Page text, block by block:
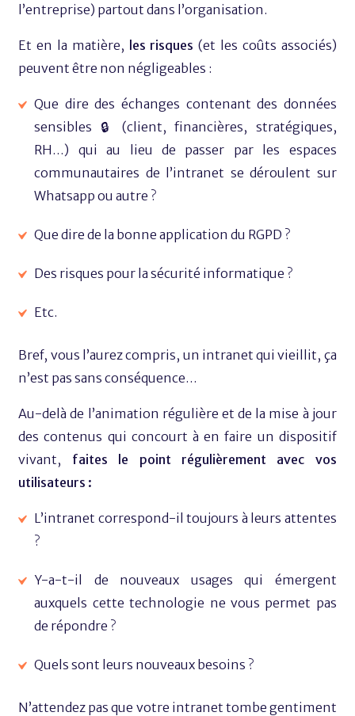
l’entreprise) partout dans l’organisation.
Et en la matière, les risques (et les coûts associés)
peuvent être non négligeables :
Que dire des échanges contenant des données
sensibles 🔒​ (client, financières, stratégiques,
RH…) qui au lieu de passer par les espaces
communautaires de l’intranet se déroulent sur
Whatsapp ou autre ?
Que dire de la bonne application du RGPD ?
Des risques pour la sécurité informatique ?
Etc.
Bref, vous l’aurez compris, un intranet qui vieillit, ça
n’est pas sans conséquence…
Au-delà de l’animation régulière et de la mise à jour
des contenus qui concourt à en faire un dispositif
vivant, faites le point régulièrement avec vos
utilisateurs :
L’intranet correspond-il toujours à leurs attentes
?
Y-a-t-il de nouveaux usages qui émergent
auxquels cette technologie ne vous permet pas
de répondre ?
Quels sont leurs nouveaux besoins ?
N’attendez pas que votre intranet tombe gentiment